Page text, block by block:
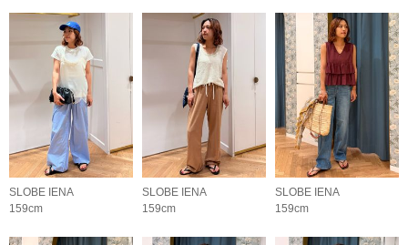
SLOBE IENA
159cm
SLOBE IENA
159cm
SLOBE IENA
159cm